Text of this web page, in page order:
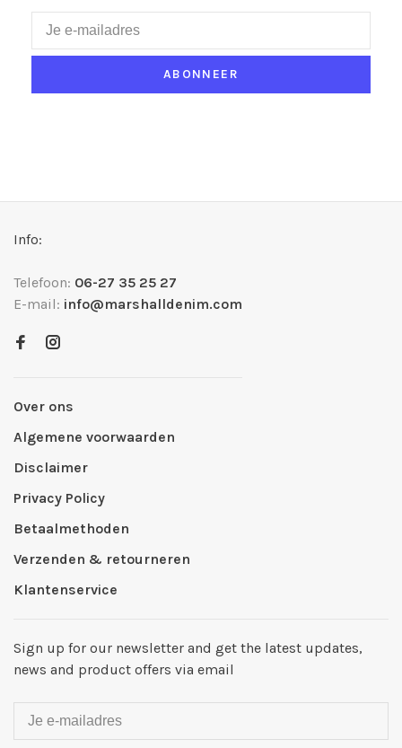
ABONNEER
Info:
Telefoon: 06-27 35 25 27
E-mail: info@marshalldenim.com
Over ons
Algemene voorwaarden
Disclaimer
Privacy Policy
Betaalmethoden
Verzenden & retourneren
Klantenservice
Sign up for our newsletter and get the latest updates,
news and product offers via email